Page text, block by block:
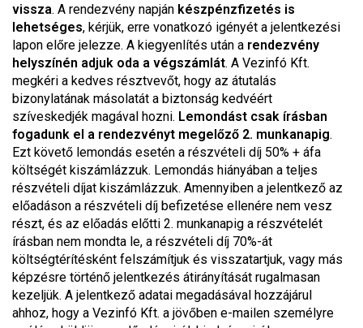
vissza. A rendezvény napján készpénzfizetés is
lehetséges, kérjük, erre vonatkozó igényét a jelentkezési
lapon előre jelezze. A kiegyenlítés után a rendezvény
helyszínén adjuk oda a végszámlát. A Vezinfó Kft.
megkéri a kedves résztvevőt, hogy az átutalás
bizonylatának másolatát a biztonság kedvéért
szíveskedjék magával hozni. Lemondást csak írásban
fogadunk el a rendezvényt megelőző 2. munkanapig.
Ezt követő lemondás esetén a részvételi díj 50% + áfa
költségét kiszámlázzuk. Lemondás hiányában a teljes
részvételi díjat kiszámlázzuk. Amennyiben a jelentkező az
előadáson a részvételi díj befizetése ellenére nem vesz
részt, és az előadás előtti 2. munkanapig a részvételét
írásban nem mondta le, a részvételi díj 70%-át
költségtérítésként felszámítjuk és visszatartjuk, vagy más
képzésre történő jelentkezés átirányítását rugalmasan
kezeljük. A jelentkező adatai megadásával hozzájárul
ahhoz, hogy a Vezinfó Kft. a jövőben e-mailen személyre